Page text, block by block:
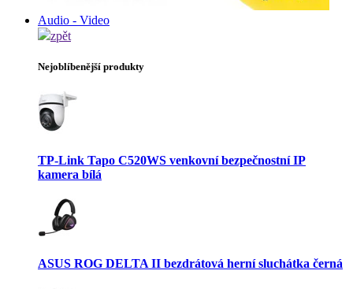
Audio - Video
zpět
Nejoblíbenější produkty
TP-Link Tapo C520WS venkovní bezpečnostní IP
kamera bílá
ASUS ROG DELTA II bezdrátová herní sluchátka černá